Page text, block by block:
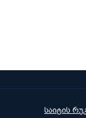
საიტის